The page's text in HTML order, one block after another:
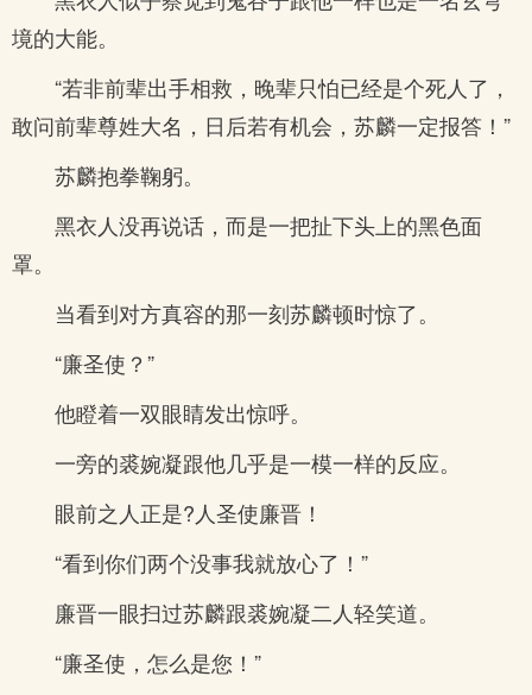
境的大能。
“若非前辈出手相救，晚辈只怕已经是个死人了，
敢问前辈尊姓大名，日后若有机会，苏麟一定报答！”
苏麟抱拳鞠躬。
黑衣人没再说话，而是一把扯下头上的黑色面
罩。
当看到对方真容的那一刻苏麟顿时惊了。
“廉圣使？”
他瞪着一双眼睛发出惊呼。
一旁的裘婉凝跟他几乎是一模一样的反应。
眼前之人正是?人圣使廉晋！
“看到你们两个没事我就放心了！”
廉晋一眼扫过苏麟跟裘婉凝二人轻笑道。
“廉圣使，怎么是您！”